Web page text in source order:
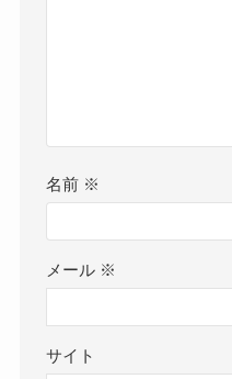
名前 ※
メール ※
サイト